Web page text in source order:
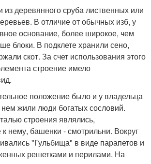
деревянного сруба лиственных или
В отличие от обычных изб, у
основание, более широкое, чем
блоки. В подклете хранили сено,
скот. За счет использования этого
строение имело
положение было и у владельца
нем жили люди богатых сословий.
строения являлись,
нему, башенки - смотрильни. Вокруг
"Гульбища" в виде парапетов и
решетками и перилами. На